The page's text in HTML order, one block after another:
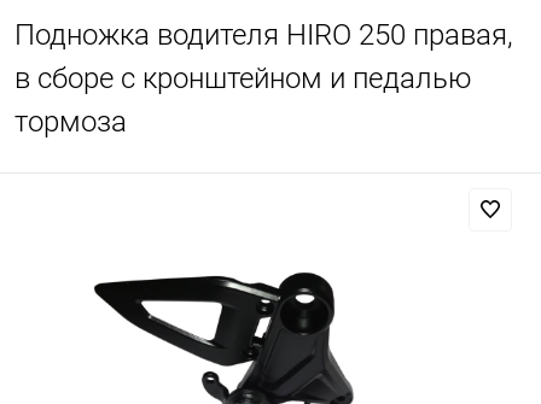
Подножка водителя HIRO 250 правая,
в сборе с кронштейном и педалью
тормоза